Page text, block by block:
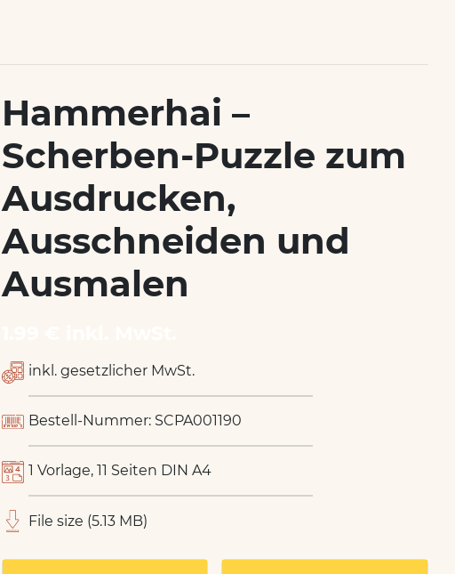
Hammerhai –
Scherben-Puzzle zum
Ausdrucken,
Ausschneiden und
Ausmalen
inkl. gesetzlicher MwSt.
Bestell-Nummer: SCPA001190
1 Vorlage, 11 Seiten DIN A4
File size (5.13 MB)